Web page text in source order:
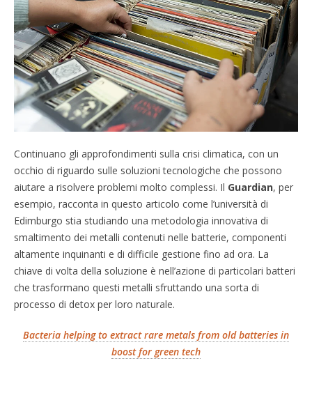
Continuano gli approfondimenti sulla crisi climatica, con un
occhio di riguardo sulle soluzioni tecnologiche che possono
aiutare a risolvere problemi molto complessi. Il Guardian, per
esempio, racconta in questo articolo come l’università di
Edimburgo stia studiando una metodologia innovativa di
smaltimento dei metalli contenuti nelle batterie, componenti
altamente inquinanti e di difficile gestione fino ad ora. La
chiave di volta della soluzione è nell’azione di particolari batteri
che trasformano questi metalli sfruttando una sorta di
processo di detox per loro naturale.
Bacteria helping to extract rare metals from old batteries in
boost for green tech